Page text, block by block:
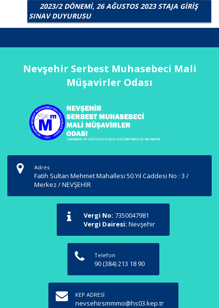
2023/2 DÖNEMİ, 26 AĞUSTOS 2023 STAJA GİRİŞ
SINAV DUYURUSU
Nevşehir Serbest Muhasebeci Mali
Müşavirler Odası
Adres
Fatih Sultan Mehmet Mahallesi 50.Yıl Caddesi No : 3 /
Merkez / NEVŞEHİR
Vergi No: 7350047981
Vergi Dairesi: Nevşehir
Telefon
90 (384) 213 18 90
KEP ADRESİ
nevsehirsmmmo@hs03.kep.tr